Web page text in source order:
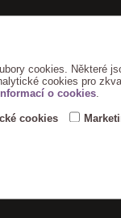
cookies. Některé
cookies pro
o cookies.
cookies